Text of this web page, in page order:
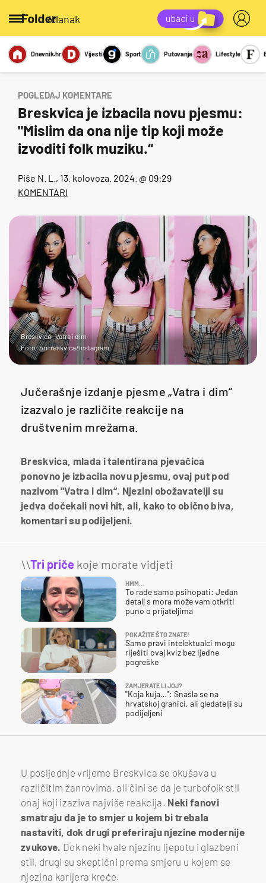
/članak
Miks Kviz
Report
Sexy
Dnevnik.hr Vijesti Sport Putovanja Lifestyle
POGLEDAJ KOMENTARE
Breskvica je izbacila novu pjesmu:
"Mislim da ona nije tip koji može
izvoditi folk muziku.“
Piše N. L. , 13. kolovoza. 2024. @ 09:29
KOMENTARI
Breskvica- Vatra i dim
Foto: brrrreskvica/Instagram
Jučerašnje izdanje pjesme „Vatra i dim“
izazvalo je različite reakcije na
društvenim mrežama.
Breskvica, mlada i talentirana pjevačica
ponovno je izbacila novu pjesmu, ovaj put pod
nazivom "Vatra i dim“. Njezini obožavatelji su
jedva dočekali novi hit, ali, kako to obično biva,
komentari su podijeljeni.
\\Tri priče koje morate vidjeti
HMM…
To rade samo psihopati: Jedan
detalj s mora može vam otkriti
puno o prijateljima
POKAŽITE ŠTO ZNATE!
Samo pravi intelektualci mogu
riješiti ovaj kviz bez ijedne
pogreške
ZAMJERATE LI JOJ?
"Koja kuja…": Snašla se na
hrvatskoj granici, ali gledatelji su
podijeljeni
U posljednje vrijeme Breskvica se okušava u
različitim žanrovima, ali čini se da je turbofolk stil
onaj koji izaziva najviše reakcija. Neki fanovi
smatraju da je to smjer u kojem bi trebala
nastaviti, dok drugi preferiraju njezine modernije
zvukove. Dok neki hvale njezinu ljepotu i glazbeni
stil, drugi su skeptični prema smjeru u kojem se
njezina karijera kreće.